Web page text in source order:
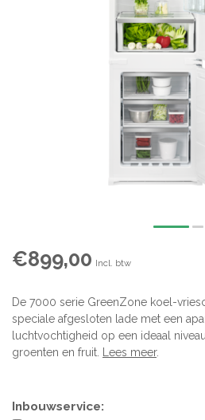
€899,00 Incl. btw
De 7000 serie GreenZone koel-
speciale afgesloten lade met een
luchtvochtigheid op een ideaal
groenten en fruit. Lees meer.
Inbouwservice: